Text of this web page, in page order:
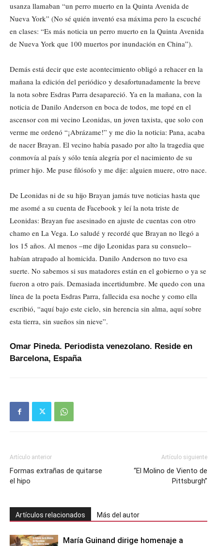
usanza llamaban “un perro muerto en la Quinta Avenida de
Nueva York” (No sé quién inventó esa máxima pero la escuché
en clases: “Es más noticia un perro muerto en la Quinta Avenida
de Nueva York que 100 muertos por inundación en China”).
Demás está decir que este acontecimiento obligó a rehacer en la
mañana la edición del periódico y desafortunadamente la breve
la nota sobre Esdras Parra desapareció. Ya en la mañana, con la
noticia de Danilo Anderson en boca de todos, me topé en el
ascensor con mi vecino Leonidas, un joven taxista, que solo con
verme me ordenó “¡Abrázame!” y me dio la noticia: Pana, acaba
de nacer Brayan. El vecino había pasado por alto la tragedia que
conmovía al país y sólo tenía alegría por el nacimiento de su
primer hijo. Me puse filósofo y me dije: alguien muere, otro nace.
De Leonidas ni de su hijo Brayan jamás tuve noticias hasta que
me asomé a su cuenta de Facebook y leí la nota triste de
Leonidas: Brayan fue asesinado en ajuste de cuentas con otro
chamo en La Vega. Lo saludé y recordé que Brayan no llegó a
los 15 años. Al menos –me dijo Leonidas para su consuelo–
habían atrapado al homicida. Danilo Anderson no tuvo esa
suerte. No sabemos si sus matadores están en el gobierno o ya se
fueron a otro país. Demasiada incertidumbre. Me quedo con una
línea de la poeta Esdras Parra, fallecida esa noche y como ella
escribió, “aquí bajo este cielo, sin herencia sin alma, aquí sobre
esta tierra, sin sueños sin nieve”.
Omar Pineda. Periodista venezolano. Reside en
Barcelona, España
Artículo anterior
Formas extrañas de quitarse
el hipo
Artículo siguiente
“El Molino de Viento de
Pittsburgh”
Artículos relacionados Más del autor
María Guinand dirige homenaje a